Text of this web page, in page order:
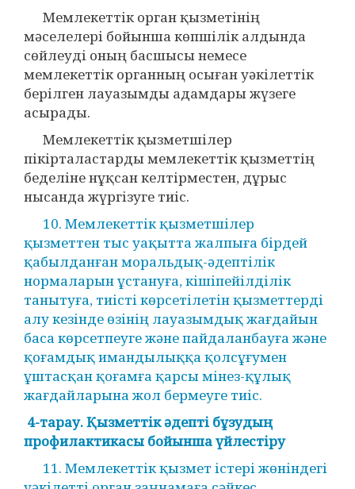
Мемлекеттік орган қызметінің
мәселелері бойынша көпшілік алдында
сөйлеуді оның басшысы немесе
мемлекеттік органның осыған уәкілеттік
берілген лауазымды адамдары жүзеге
асырады.
Мемлекеттік қызметшілер
пікірталастарды мемлекеттік қызметтің
беделіне нұқсан келтірместен, дұрыс
нысанда жүргізуге тиіс.
10. Мемлекеттік қызметшілер
қызметтен тыс уақытта жалпыға бірдей
қабылданған моральдық-әдептілік
нормаларын ұстануға, кішіпейілділік
танытуға, тиісті көрсетілетін қызметтерді
алу кезінде өзінің лауазымдық жағдайын
баса көрсетпеуге және пайдаланбауға және
қоғамдық имандылыққа қолсұғумен
ұштасқан қоғамға қарсы мінез-құлық
жағдайларына жол бермеуге тиіс.
4-тарау. Қызметтік әдепті бұзудың
профилактикасы бойынша үйлестіру
11. Мемлекеттік қызмет істері жөніндегі